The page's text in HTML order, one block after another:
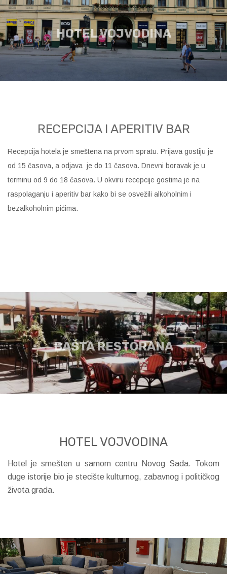
HOTEL VOJVODINA
RECEPCIJA I APERITIV BAR
Recepcija hotela je smeštena na prvom spratu. Prijava gostiju je
od 15 časova, a odjava je do 11 časova. Dnevni boravak je u
terminu od 9 do 18 časova. U okviru recepcije gostima je na
raspolaganju i aperitiv bar kako bi se osvežili alkoholnim i
bezalkoholnim pićima.
BAŠTA RESTORANA
HOTEL VOJVODINA
Hotel je smešten u samom centru Novog Sada. Tokom
duge istorije bio je stecište kulturnog, zabavnog i političkog
života grada.